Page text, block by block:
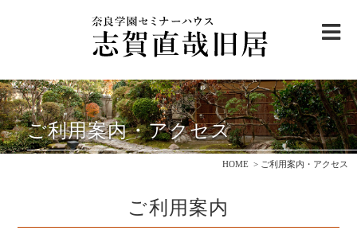
志賀直哉旧居について
ご利用案内・アクセス
志賀直哉と奈良を巡る観光モデルコース
ご利用案内・アクセス
HOME ご利用案内・アクセス
ご利用案内